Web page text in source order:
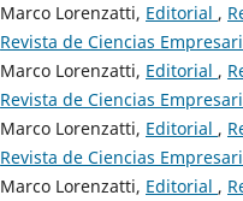
Marco Lorenzatti, Editorial ,
Revista de Ciencias
Marco Lorenzatti, Editorial ,
Revista de Ciencias
Marco Lorenzatti, Editorial ,
Revista de Ciencias
Marco Lorenzatti, Editorial ,